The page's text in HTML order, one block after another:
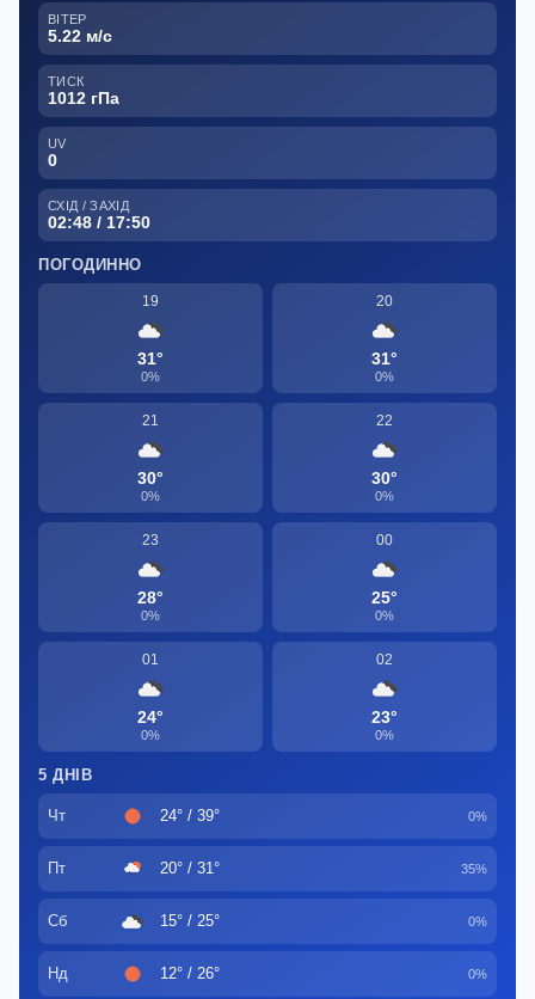
ВІТЕР
5.22 м/с
ТИСК
1012 гПа
UV
0
СХІД / ЗАХІД
02:48 / 17:50
ПОГОДИННО
19
31°
0%
20
31°
0%
21
30°
0%
22
30°
0%
23
28°
0%
00
25°
0%
01
24°
0%
02
23°
0%
5 ДНІВ
Чт 24° / 39° 0%
Пт 20° / 31° 35%
Сб 15° / 25° 0%
Нд 12° / 26° 0%